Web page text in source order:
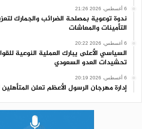
6 أغسطس، 2026 21:26
ندوة توعوية بمصلحة الضرائب والجمارك
التأمينات والمعاشات
6 أغسطس، 2026 20:22
السياسي الأعلى يبارك العملية النوعية
تحشيدات العدو السعودي
6 أغسطس، 2026 20:19
إدارة مهرجان الرسول الأعظم تعلن